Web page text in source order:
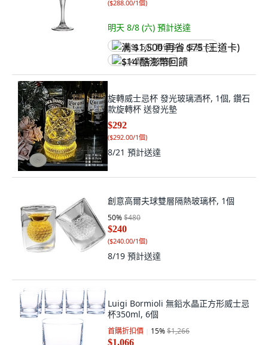
($288.00/1個)
明天 8/8 (六) 預計送達
满 $1,500 再省 $75 (王道卡)
$14 酷澎幣回饋
旋轉威士忌杯 發光玻璃酒杯, 1個, 鑽石
款旋轉杯 送發光墊
$292
($292.00/1個)
8/21 預計送達
創意高爾夫球雙層隔熱玻璃杯, 1個
50%$480
$240
($240.00/1個)
8/19 預計送達
Luigi Bormioli 無鉛水晶正方形威士忌
杯350ml, 6個
首購折扣價 15%$1,266
$1,066